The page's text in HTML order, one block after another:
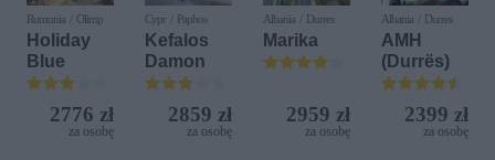
Rumunia / Olimp
Holiday
Blue
2776 zł
za osobę
Cypr / Paphos
Kefalos
Damon
2859 zł
za osobę
Albania / Durres
Marika
2959 zł
za osobę
Albania / Durres
AMH
(Durrës)
2399 zł
za osobę